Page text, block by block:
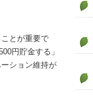
とが重要で
円貯金する」
ション維持が